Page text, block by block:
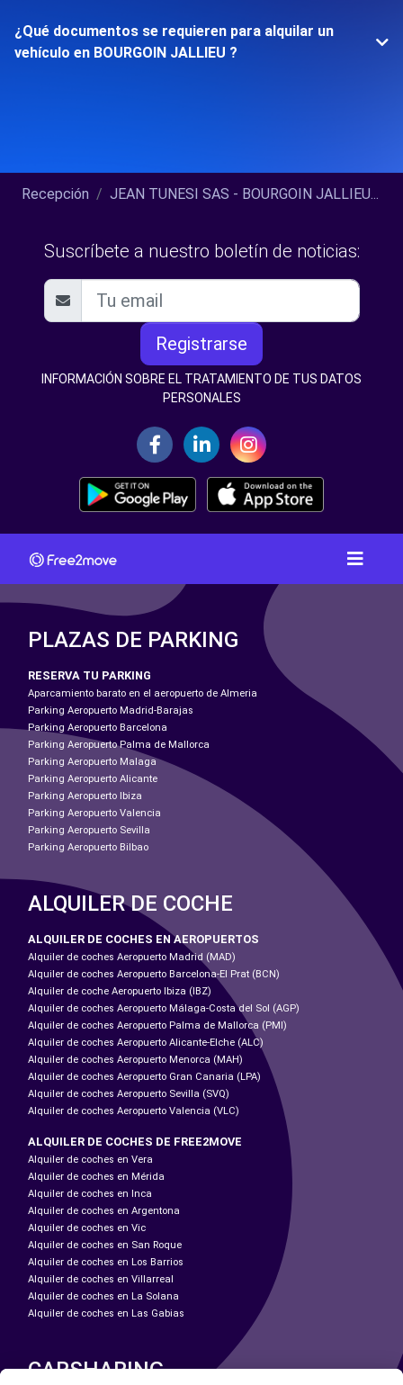
¿Qué documentos se requieren para alquilar un
vehículo en BOURGOIN JALLIEU ?
Recepción JEAN TUNESI SAS - BOURGOIN JALLIEU...
Suscríbete a nuestro boletín de noticias:
Registrarse
INFORMACIÓN SOBRE EL TRATAMIENTO DE TUS DATOS
PERSONALES
PLAZAS DE PARKING
RESERVA TU PARKING
Aparcamiento barato en el aeropuerto de Almeria
Parking Aeropuerto Madrid-Barajas
Parking Aeropuerto Barcelona
Parking Aeropuerto Palma de Mallorca
Parking Aeropuerto Malaga
Parking Aeropuerto Alicante
Parking Aeropuerto Ibiza
Parking Aeropuerto Valencia
Parking Aeropuerto Sevilla
Parking Aeropuerto Bilbao
ALQUILER DE COCHE
ALQUILER DE COCHES EN AEROPUERTOS
Alquiler de coches Aeropuerto Madrid (MAD)
Alquiler de coches Aeropuerto Barcelona-El Prat (BCN)
Alquiler de coche Aeropuerto Ibiza (IBZ)
Alquiler de coches Aeropuerto Málaga-Costa del Sol (AGP)
Alquiler de coches Aeropuerto Palma de Mallorca (PMI)
Alquiler de coches Aeropuerto Alicante-Elche (ALC)
Alquiler de coches Aeropuerto Menorca (MAH)
Alquiler de coches Aeropuerto Gran Canaria (LPA)
Alquiler de coches Aeropuerto Sevilla (SVQ)
Alquiler de coches Aeropuerto Valencia (VLC)
ALQUILER DE COCHES DE FREE2MOVE
Alquiler de coches en Vera
Alquiler de coches en Mérida
Alquiler de coches en Inca
Alquiler de coches en Argentona
Alquiler de coches en Vic
Alquiler de coches en San Roque
Alquiler de coches en Los Barrios
Alquiler de coches en Villarreal
Alquiler de coches en La Solana
Alquiler de coches en Las Gabias
CARSHARING